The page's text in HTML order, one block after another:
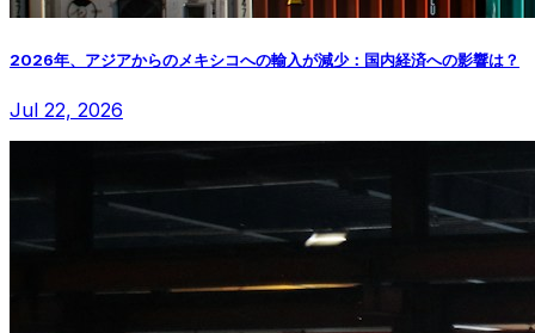
2026年、アジアからのメキシコへの輸入が減少：国内経済への影響は？
Jul 22, 2026